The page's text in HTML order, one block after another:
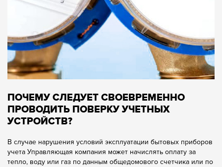
ПОЧЕМУ СЛЕДУЕТ СВОЕВРЕМЕННО
ПРОВОДИТЬ ПОВЕРКУ УЧЕТНЫХ
УСТРОЙСТВ?
В случае нарушения условий эксплуатации бытовых приборов
учета Управляющая компания может начислять оплату за
тепло, воду или газ по данным общедомового счетчика или по